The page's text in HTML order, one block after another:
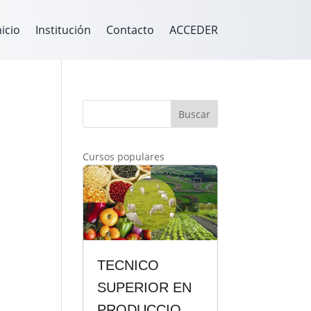
Institución Contacto ACCEDER
Buscar
Cursos populares
TECNICO
SUPERIOR EN